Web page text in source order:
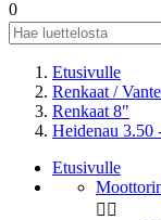
0
Etusivulle
Renkaat /
Renkaat 8"
Heidenau 3.50
Etusivulle
 